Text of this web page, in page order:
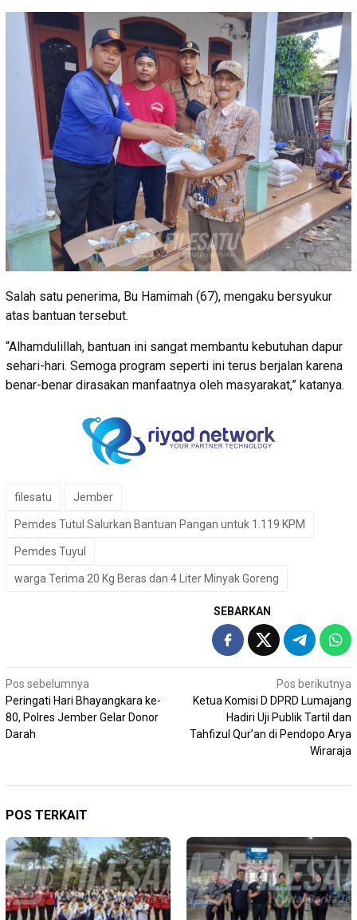
Salah satu penerima, Bu Hamimah (67), mengaku bersyukur
atas bantuan tersebut.
“Alhamdulillah, bantuan ini sangat membantu kebutuhan dapur
sehari-hari. Semoga program seperti ini terus berjalan karena
benar-benar dirasakan manfaatnya oleh masyarakat,” katanya.
filesatu Jember
Pemdes Tutul Salurkan Bantuan Pangan untuk 1.119 KPM
Pemdes Tuyul
warga Terima 20 Kg Beras dan 4 Liter Minyak Goreng
SEBARKAN
Navigasi
pos
Pos sebelumnya
Peringati Hari Bhayangkara ke-
80, Polres Jember Gelar Donor
Darah
Pos berikutnya
Ketua Komisi D DPRD Lumajang
Hadiri Uji Publik Tartil dan
Tahfizul Qur’an di Pendopo Arya
Wiraraja
POS TERKAIT